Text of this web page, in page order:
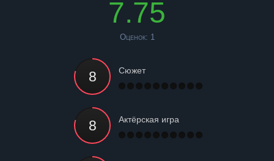
7.75
Оценок: 1
Сюжет
Актёрская игра